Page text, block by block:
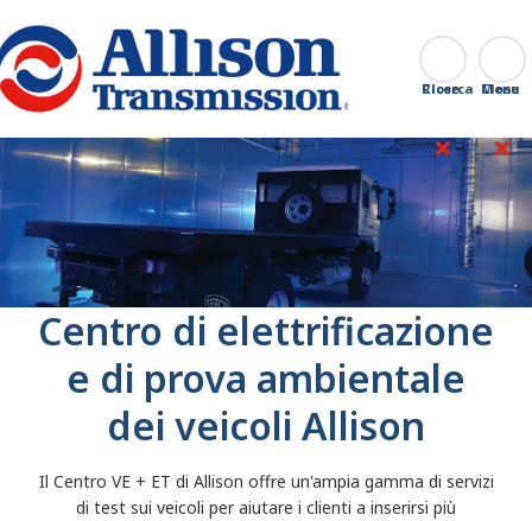
Go Home Ricerca
Close
Centro di elettrificazione
e di prova ambientale
dei veicoli Allison
Il Centro VE + ET di Allison offre un'ampia gamma di servizi
di test sui veicoli per aiutare i clienti a inserirsi più